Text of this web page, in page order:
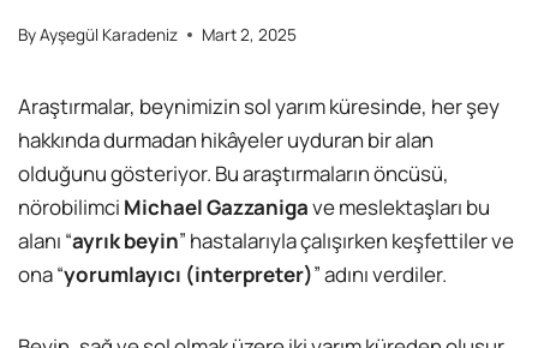
ByAyşegül Karadeniz Mart 2, 2025
Araştırmalar, beynimizin sol yarım küresinde, her şey
hakkında durmadan hikâyeler uyduran bir alan
olduğunu gösteriyor. Bu araştırmaların öncüsü,
nörobilimci Michael Gazzanigave meslektaşları bu
alanı “ayrık beyin” hastalarıyla çalışırken keşfettiler ve
ona “yorumlayıcı (interpreter)” adını verdiler.